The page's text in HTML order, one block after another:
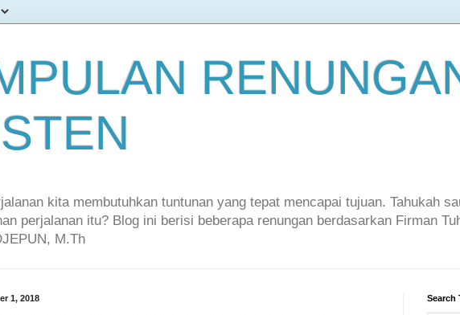
kita membutuhkan tuntunan yang tepat mencapai tujuan. Tahukah
perjalanan itu? Blog ini berisi beberapa renungan berdasarkan Firman
M.Th
1, 2018 Search